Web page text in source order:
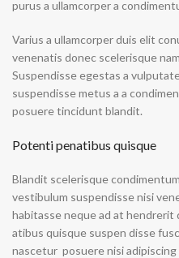
purus a ullamcorper a
Varius a ullamcorper duis elit
venenatis donec scelerisque
Suspendisse egestas a
suspendisse metus a a
posuere tincidunt blandit.
Potenti penatibus quisque
Blandit scelerisque
vestibulum suspendisse nisi
habitasse neque ad at hendrerit
atibus quisque suspen disse
nascetur posuere nisi